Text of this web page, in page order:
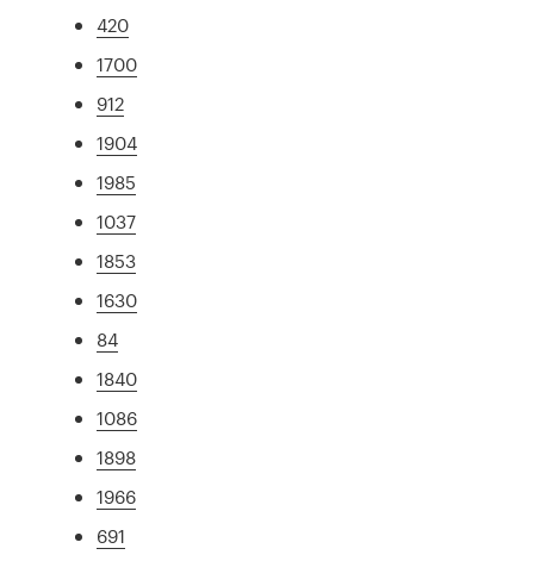
420
1700
912
1904
1985
1037
1853
1630
84
1840
1086
1898
1966
691